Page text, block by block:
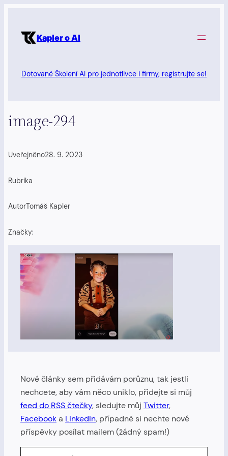
obsah Kapler o AI
Dotované Školení AI pro jednotlivce i firmy, registrujte se!
image-294
Uveřejněno28. 9. 2023
Rubrika
AutorTomáš Kapler
Značky:
Nové články sem přidávám porůznu, tak jestli
nechcete, aby vám něco uniklo, přidejte si můj
feed do RSS čtečky, sledujte můj Twitter,
Facebooka LinkedIn, případně si nechte nové
příspěvky posílat mailem (žádný spam!)
Zadejte svůj e-mail…